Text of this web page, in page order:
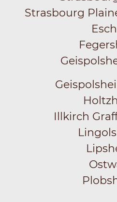
Strasbourg
Illkirch